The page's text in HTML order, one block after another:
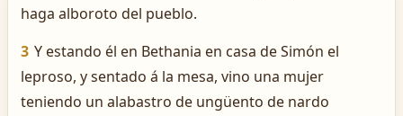
haga alboroto del pueblo.
3 Y estando él en Bethania en casa de Simón el
leproso, y sentado á la mesa, vino una mujer
teniendo un alabastro de ungüento de nardo